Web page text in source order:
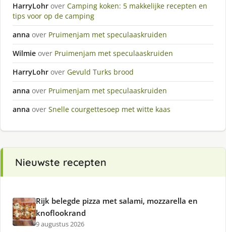
HarryLohr over Camping koken: 5 makkelijke recepten en
tips voor op de camping
anna over Pruimenjam met speculaaskruiden
Wilmie over Pruimenjam met speculaaskruiden
HarryLohr over Gevuld Turks brood
anna over Pruimenjam met speculaaskruiden
anna over Snelle courgettesoep met witte kaas
Nieuwste recepten
Rijk belegde pizza met salami, mozzarella en
knoflookrand
9 augustus 2026